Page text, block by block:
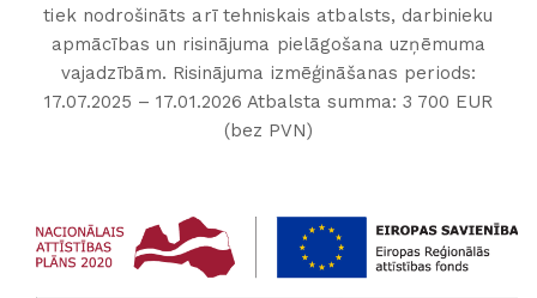
tiek nodrošināts arī tehniskais atbalsts, darbinieku
apmācības un risinājuma pielāgošana uzņēmuma
vajadzībām. Risinājuma izmēģināšanas periods:
17.07.2025 – 17.01.2026 Atbalsta summa: 3 700 EUR
(bez PVN)